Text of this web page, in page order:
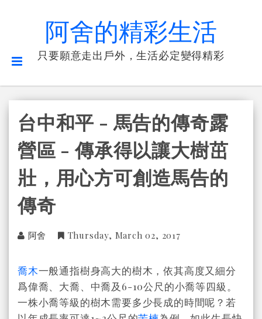
阿舍的精彩生活
只要願意走出戶外，生活必定變得精彩
台中和平 - 馬告的傳奇露
營區 - 傳承得以讓大樹茁
壯，用心方可創造馬告的
傳奇
阿舍 Thursday, March 02, 2017
喬木一般通指樹身高大的樹木，依其高度又細分
爲偉喬、大喬、中喬及6-10公尺的小喬等四級。
一株小喬等級的樹木需要多少長成的時間呢？若